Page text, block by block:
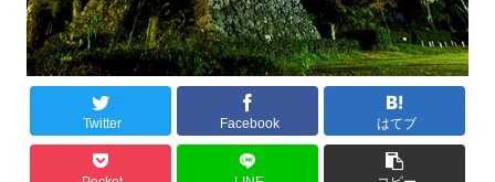
Twitter Facebook はてブ